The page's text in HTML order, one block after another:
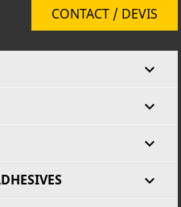
CONTACT / DEVIS



